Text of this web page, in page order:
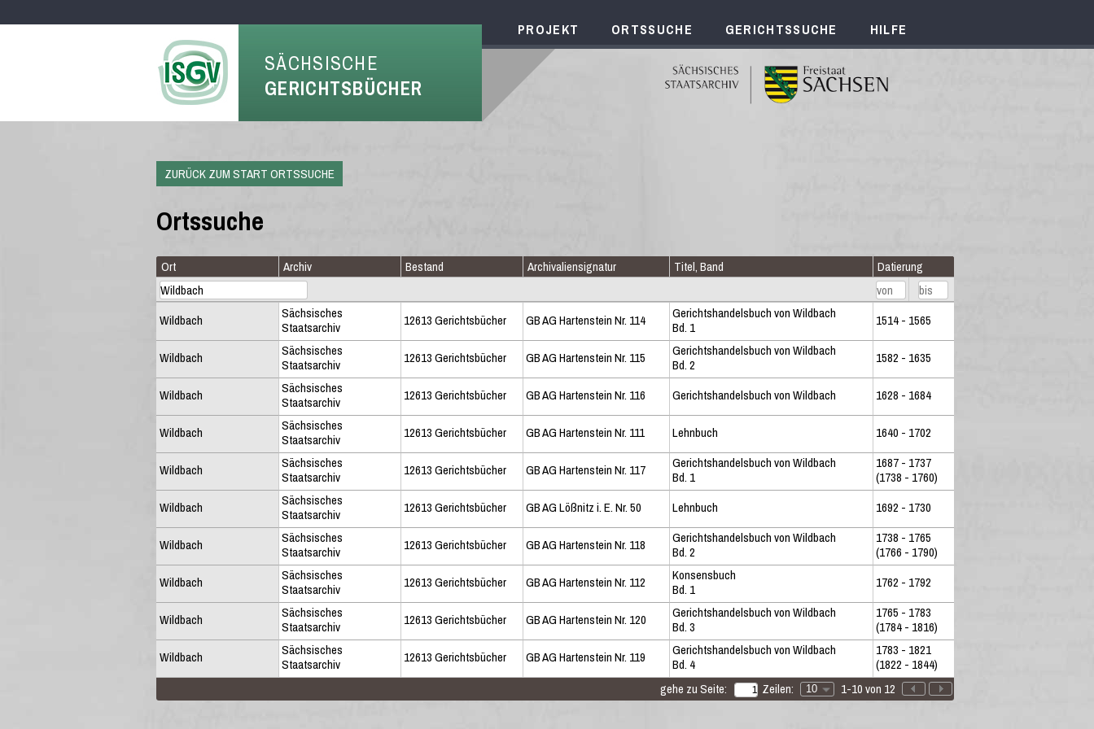
SÄCHSISCHE
GERICHTSBÜCHER
PROJEKT ORTSSUCHE GERICHTSSUCHE HILFE
ZURÜCK ZUM START ORTSSUCHE
Ortssuche
Ort Archiv Bestand Archivaliensignatur Titel, Band Datierung
Wildbach
Sächsisches
Staatsarchiv
12613 Gerichtsbücher GB AG Hartenstein Nr. 114
Gerichtshandelsbuch von Wildbach
Bd. 1
1514 - 1565
Wildbach
Sächsisches
Staatsarchiv
12613 Gerichtsbücher GB AG Hartenstein Nr. 115
Gerichtshandelsbuch von Wildbach
Bd. 2
1582 - 1635
Wildbach
Sächsisches
Staatsarchiv
12613 Gerichtsbücher GB AG Hartenstein Nr. 116 Gerichtshandelsbuch von Wildbach 1628 - 1684
Wildbach
Sächsisches
Staatsarchiv
12613 Gerichtsbücher GB AG Hartenstein Nr. 111 Lehnbuch 1640 - 1702
Wildbach
Sächsisches
Staatsarchiv
12613 Gerichtsbücher GB AG Hartenstein Nr. 117
Gerichtshandelsbuch von Wildbach
Bd. 1
1687 - 1737
(1738 - 1760)
Wildbach
Sächsisches
Staatsarchiv
12613 Gerichtsbücher GB AG Lößnitz i. E. Nr. 50 Lehnbuch 1692 - 1730
Wildbach
Sächsisches
Staatsarchiv
12613 Gerichtsbücher GB AG Hartenstein Nr. 118
Gerichtshandelsbuch von Wildbach
Bd. 2
1738 - 1765
(1766 - 1790)
Wildbach
Sächsisches
Staatsarchiv
12613 Gerichtsbücher GB AG Hartenstein Nr. 112
Konsensbuch
Bd. 1
1762 - 1792
Wildbach
Sächsisches
Staatsarchiv
12613 Gerichtsbücher GB AG Hartenstein Nr. 120
Gerichtshandelsbuch von Wildbach
Bd. 3
1765 - 1783
(1784 - 1816)
Wildbach
Sächsisches
Staatsarchiv
12613 Gerichtsbücher GB AG Hartenstein Nr. 119
Gerichtshandelsbuch von Wildbach
Bd. 4
1783 - 1821
(1822 - 1844)
1-10 von 12
10
Zeilen:
gehe zu Seite: